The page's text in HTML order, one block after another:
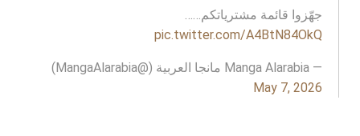
جهّزوا قائمة مشترياتكم……
pic.twitter.com/A4BtN84OkQ
— Manga Alarabia مانجا العربية (@MangaAlarabia)
May 7, 2026